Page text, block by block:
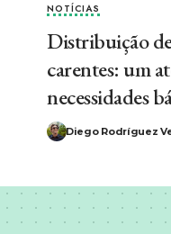
NOTÍCIAS
Distribuição
carentes: um
necessidades
Diego Rodríguez